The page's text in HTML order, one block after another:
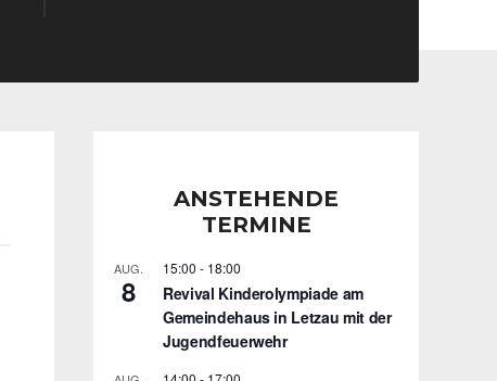
ANSTEHENDE
TERMINE
AUG.
8
15:00 - 18:00
Revival Kinderolympiade am
Gemeindehaus in Letzau mit der
Jugendfeuerwehr